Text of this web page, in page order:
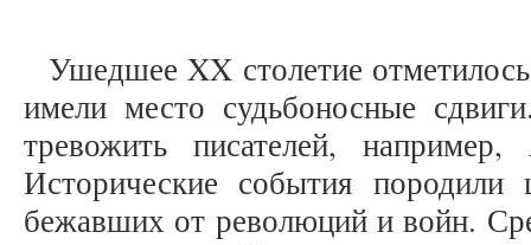
Ушедшее XX столетие
имели место судьбоносные
тревожить писателей,
Исторические события породили
бежавших от революций и войн.